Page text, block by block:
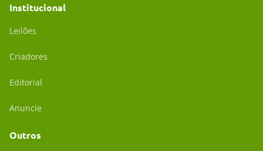
Institucional
Leilões
Criadores
Editorial
Anuncie
Outros